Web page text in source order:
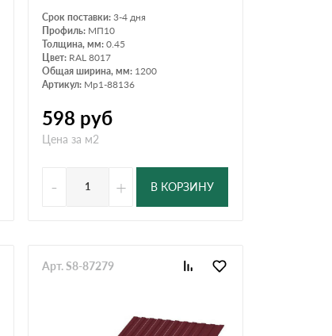
Срок поставки: 3-4 дня
Профиль: МП10
Толщина, мм: 0.45
Цвет: RAL 8017
Общая ширина, мм: 1200
Артикул: Mp1-88136
598 руб
Цена за м2
- + В КОРЗИНУ
Арт. S8-87279